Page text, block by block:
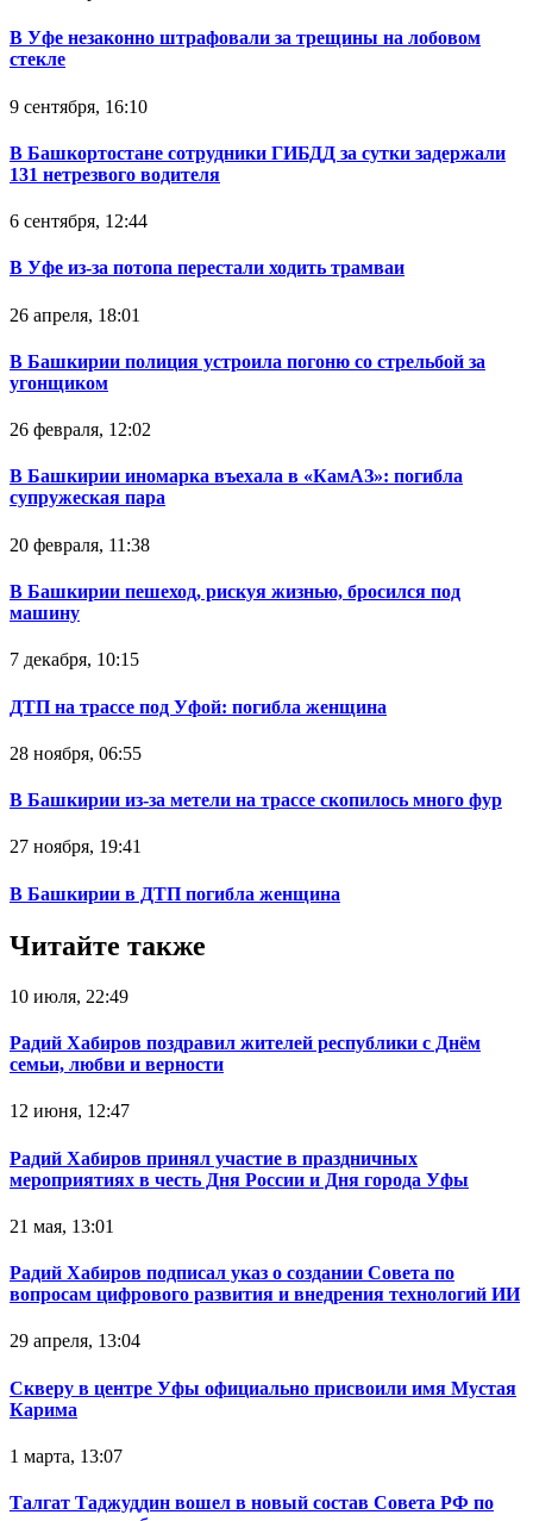
В Уфе незаконно штрафовали за трещины на лобовом
стекле
9 сентября, 16:10
В Башкортостане сотрудники ГИБДД за сутки задержали
131 нетрезвого водителя
6 сентября, 12:44
В Уфе из-за потопа перестали ходить трамваи
26 апреля, 18:01
В Башкирии полиция устроила погоню со стрельбой за
угонщиком
26 февраля, 12:02
В Башкирии иномарка въехала в «КамАЗ»: погибла
супружеская пара
20 февраля, 11:38
В Башкирии пешеход, рискуя жизнью, бросился под
машину
7 декабря, 10:15
ДТП на трассе под Уфой: погибла женщина
28 ноября, 06:55
В Башкирии из-за метели на трассе скопилось много фур
27 ноября, 19:41
В Башкирии в ДТП погибла женщина
Читайте также
10 июля, 22:49
Радий Хабиров поздравил жителей республики с Днём
семьи, любви и верности
12 июня, 12:47
Радий Хабиров принял участие в праздничных
мероприятиях в честь Дня России и Дня города Уфы
21 мая, 13:01
Радий Хабиров подписал указ о создании Совета по
вопросам цифрового развития и внедрения технологий ИИ
29 апреля, 13:04
Скверу в центре Уфы официально присвоили имя Мустая
Карима
1 марта, 13:07
Талгат Таджуддин вошел в новый состав Совета РФ по